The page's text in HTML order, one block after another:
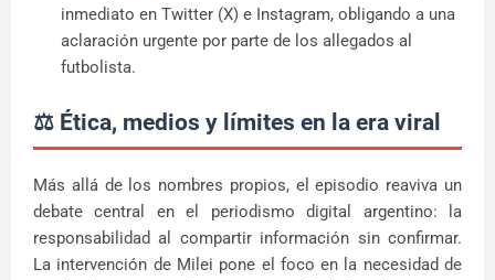
inmediato en Twitter (X) e Instagram, obligando a una
aclaración urgente por parte de los allegados al
futbolista.
⚖️ Ética, medios y límites en la era viral
Más allá de los nombres propios, el episodio reaviva un
debate central en el periodismo digital argentino: la
responsabilidad al compartir información sin confirmar.
La intervención de Milei pone el foco en la necesidad de